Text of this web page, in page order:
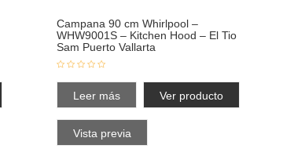
Campana 90 cm Whirlpool –
WHW9001S – Kitchen Hood – El Tio
Sam Puerto Vallarta
Leer más Ver producto
Vista previa